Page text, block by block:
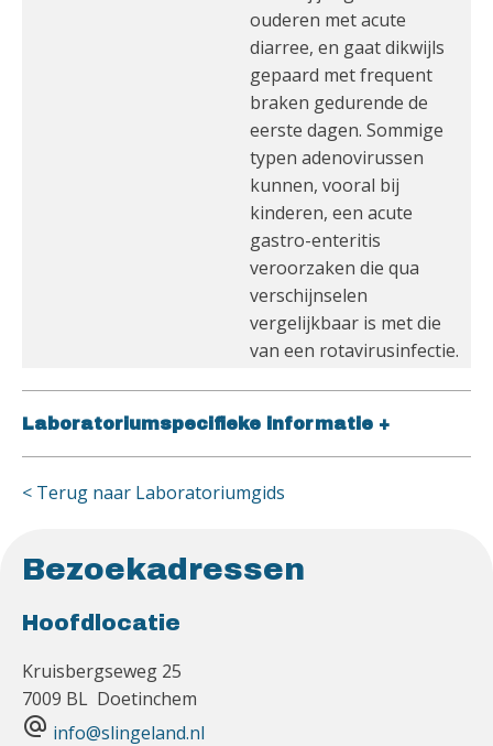
ouderen met acute
diarree, en gaat dikwijls
gepaard met frequent
braken gedurende de
eerste dagen. Sommige
typen adenovirussen
kunnen, vooral bij
kinderen, een acute
gastro-enteritis
veroorzaken die qua
verschijnselen
vergelijkbaar is met die
van een rotavirusinfectie.
Laboratoriumspecifieke informatie +
< Terug naar Laboratoriumgids
Bezoekadressen
Hoofdlocatie
Kruisbergseweg 25
7009 BL Doetinchem
alternate_email info@slingeland.nl